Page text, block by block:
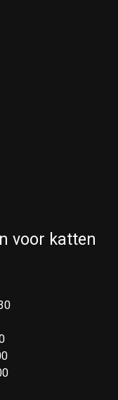
voor katten